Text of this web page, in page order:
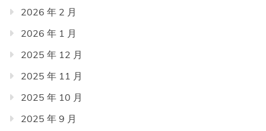
2026 年 2 月
2026 年 1 月
2025 年 12 月
2025 年 11 月
2025 年 10 月
2025 年 9 月